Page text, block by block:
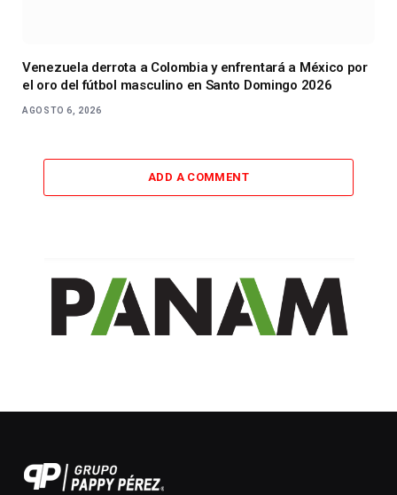
Venezuela derrota a Colombia y enfrentará a México por
el oro del fútbol masculino en Santo Domingo 2026
AGOSTO 6, 2026
ADD A COMMENT